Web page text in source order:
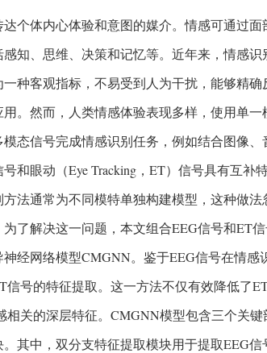
个体内心体验和意图的媒介。情感可通过
知、思维、决策和记忆等。近年来，情感
种客观指标，不易受到人为干扰，能够精
。然而，人类情感体验表现多样，使用单
态信号完成情感识别任务，例如结合图像
和眼动（Eye Tracking，ET）信号具有互补
法通常为不同模特单独构建模型，这种做
了解决这一问题，本文组合EEG信号和ET
经网络模型CMGNN。鉴于EEG信号在情感
号的特征提取。这一方法不仅有效降低了
关的深层特征。CMGNN模型包含三个关
其中，双分支特征提取模块用于提取EEG